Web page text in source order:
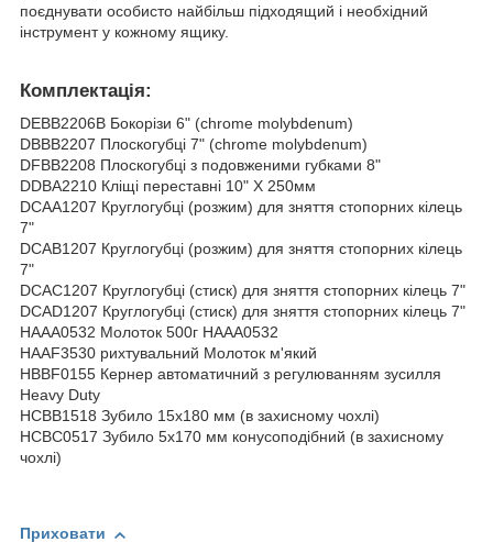
поєднувати особисто найбільш підходящий і необхідний
інструмент у кожному ящику.
Комплектація:
DEBB2206B Бокорізи 6" (chrome molybdenum)
DBBB2207 Плоскогубці 7" (chrome molybdenum)
DFBB2208 Плоскогубці з подовженими губками 8"
DDBA2210 Кліщі переставні 10" X 250мм
DCAA1207 Круглогубці (розжим) для зняття стопорних кілець
7"
DCAB1207 Круглогубці (розжим) для зняття стопорних кілець
7"
DCAC1207 Круглогубці (стиск) для зняття стопорних кілець 7"
DCAD1207 Круглогубці (стиск) для зняття стопорних кілець 7"
HAAA0532 Молоток 500г HAAA0532
HAAF3530 рихтувальний Молоток м'який
HBBF0155 Кернер автоматичний з регулюванням зусилля
Heavy Duty
HCBB1518 Зубило 15х180 мм (в захисному чохлі)
HCBC0517 Зубило 5х170 мм конусоподібний (в захисному
чохлі)
Приховати